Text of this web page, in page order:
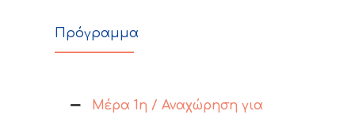
Πρόγραμμα
Μέρα 1η / Αναχώρηση για